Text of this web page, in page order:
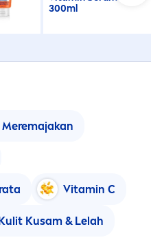
300ml
Meremajakan
Vitamin C
Kusam & Lelah